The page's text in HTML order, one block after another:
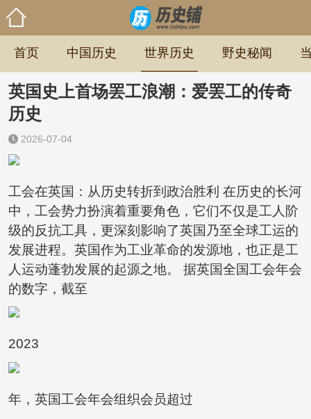
首页 中国历史 世界历史 野史秘闻
英国史上首场罢工浪潮：爱罢工的传奇
历史
2026-07-04
工会在英国：从历史转折到政治胜利 在历史的长河
中，工会势力扮演着重要角色，它们不仅是工人阶
级的反抗工具，更深刻影响了英国乃至全球工运的
发展进程。英国作为工业革命的发源地，也正是工
人运动蓬勃发展的起源之地。 据英国全国工会年会
的数字，截至
2023
年，英国工会年会组织会员超过